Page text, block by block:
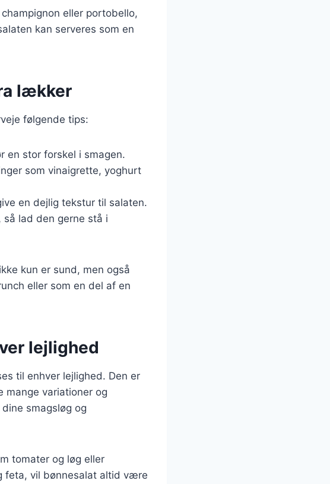
eller portobello,
kan serveres som en
lækker
følgende tips:
en stor forskel i smagen.
som vinaigrette, yoghurt
en dejlig tekstur til salaten.
lad den gerne stå i
kun er sund, men også
eller som en del af en
lejlighed
til enhver lejlighed. Den er
mange variationer og
smagsløg og
tomater og løg eller
feta, vil bønnesalat altid være